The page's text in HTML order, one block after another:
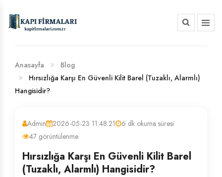
BANKA HESAP NUMARALARIMIZ
Anasayfa
Blog
Hırsızlığa Karşı En Güvenli Kilit Barel (Tuzaklı, Alarmlı)
Hangisidir?
Admin 2026-05-23 11:48:21
6 dk okuma süresi
47 görüntülenme
Hırsızlığa Karşı En Güvenli Kilit Barel
(Tuzaklı, Alarmlı) Hangisidir?